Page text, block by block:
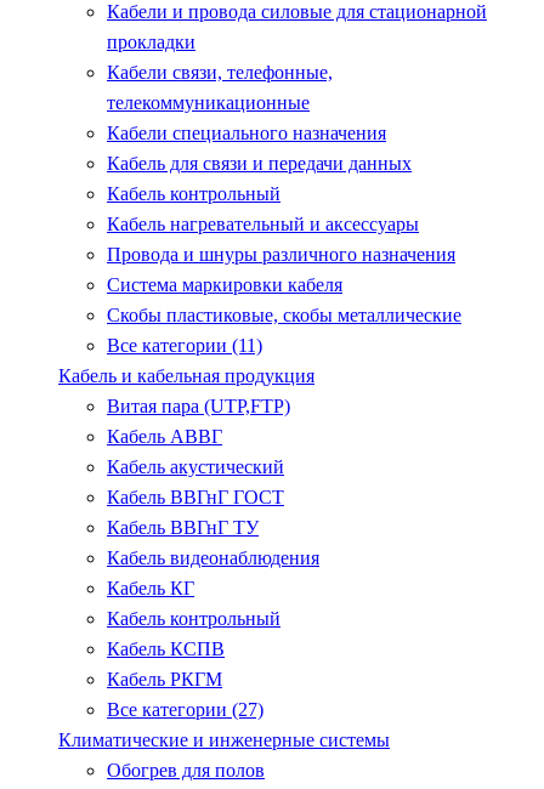
Кабели и провода силовые для стационарной
прокладки
Кабели связи, телефонные,
телекоммуникационные
Кабели специального назначения
Кабель для связи и передачи данных
Кабель контрольный
Кабель нагревательный и аксессуары
Провода и шнуры различного назначения
Система маркировки кабеля
Скобы пластиковые, скобы металлические
Все категории (11)
Кабель и кабельная продукция
Витая пара (UTP,FTP)
Кабель АВВГ
Кабель акустический
Кабель ВВГнГ ГОСТ
Кабель ВВГнГ ТУ
Кабель видеонаблюдения
Кабель КГ
Кабель контрольный
Кабель КСПВ
Кабель РКГМ
Все категории (27)
Климатические и инженерные системы
Обогрев для полов